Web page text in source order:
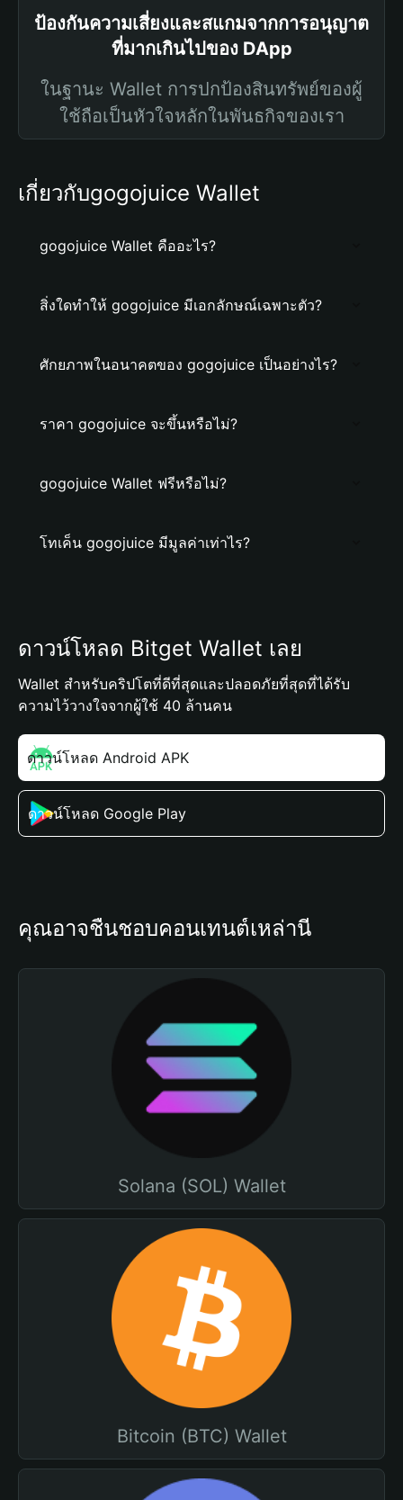
ป้องกันความเสี่ยงและสแกมจากการอนุญาต
ที่มากเกินไปของ DApp
ในฐานะ Wallet การปกป้องสินทรัพย์ของผู้
ใช้ถือเป็นหัวใจหลักในพันธกิจของเรา
เกี่ยวกับgogojuice Wallet
gogojuice Wallet คืออะไร?
สิ่งใดทำให้ gogojuice มีเอกลักษณ์เฉพาะตัว?
ศักยภาพในอนาคตของ gogojuice เป็นอย่างไร?
ราคา gogojuice จะขึ้นหรือไม่?
gogojuice Wallet ฟรีหรือไม่?
โทเค็น gogojuice มีมูลค่าเท่าไร?
ดาวน์โหลด Bitget Wallet เลย
Wallet สำหรับคริปโตที่ดีที่สุดและปลอดภัยที่สุดที่ได้รับ
ความไว้วางใจจากผู้ใช้ 40 ล้านคน
ดาวน์โหลด Android APK
ดาวน์โหลด Google Play
คุณอาจชื่นชอบคอนเทนต์เหล่านี้
Solana (SOL) Wallet
Bitcoin (BTC) Wallet